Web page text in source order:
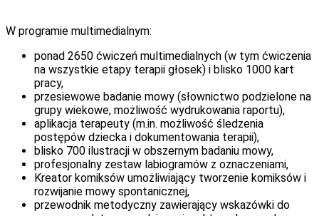
W programie multimedialnym:
ponad 2650 ćwiczeń multimedialnych (w tym ćwiczenia
na wszystkie etapy terapii głosek) i blisko 1000 kart
pracy,
przesiewowe badanie mowy (słownictwo podzielone na
grupy wiekowe, możliwość wydrukowania raportu),
aplikacja terapeuty (m.in. możliwość śledzenia
postępów dziecka i dokumentowania terapii),
blisko 700 ilustracji w obszernym badaniu mowy,
profesjonalny zestaw labiogramów z oznaczeniami,
Kreator komiksów umożliwiający tworzenie komiksów i
rozwijanie mowy spontanicznej,
przewodnik metodyczny zawierający wskazówki do